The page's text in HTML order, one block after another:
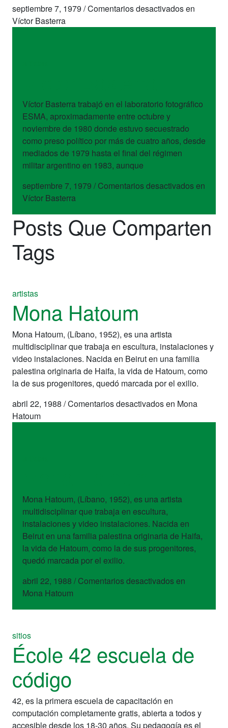
septiembre 7, 1979 /Comentarios desactivadosen
Víctor Basterra
Víctor Basterra trabajó en el laboratorio fotográfico
ESMA, aproximadamente entre octubre y
noviembre de 1980 donde estuvo secuestrado
como preso político por más de cuatro años, desde
mediados de 1979 hasta el final del régimen
militar argentino en 1983, aunque
septiembre 7, 1979 / Comentarios desactivadosen
Víctor Basterra
Posts Que Comparten
Tags
artistas
Mona Hatoum
Mona Hatoum, (Líbano, 1952), es una artista
multidisciplinar que trabaja en escultura, instalaciones y
video instalaciones. Nacida en Beirut en una familia
palestina originaria de Haifa, la vida de Hatoum, como
la de sus progenitores, quedó marcada por el exilio.
abril 22, 1988 /Comentarios desactivadosen Mona
Hatoum
Mona Hatoum, (Líbano, 1952), es una artista
multidisciplinar que trabaja en escultura,
instalaciones y video instalaciones. Nacida en
Beirut en una familia palestina originaria de Haifa,
la vida de Hatoum, como la de sus progenitores,
quedó marcada por el exilio.
abril 22, 1988 / Comentarios desactivadosen
Mona Hatoum
sitios
École 42 escuela de
código
42, es la primera escuela de capacitación en
computación completamente gratis, abierta a todos y
accesible desde los 18-30 años. Su pedagogía es el